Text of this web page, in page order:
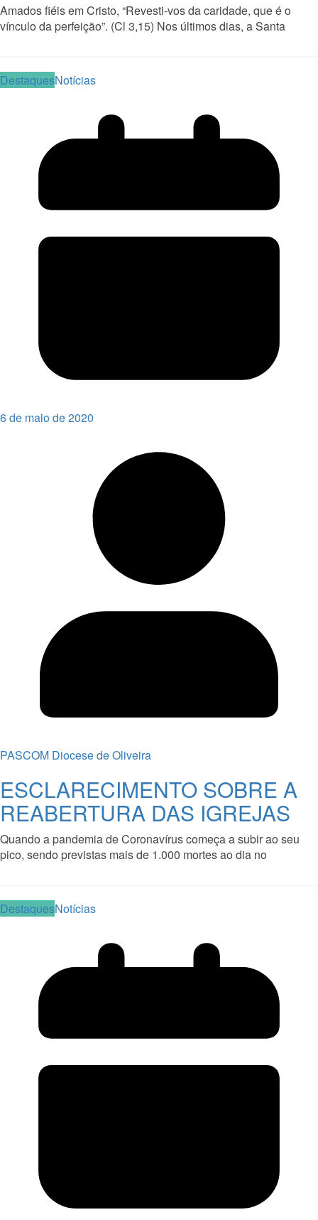
Amados fiéis em Cristo, “Revesti-vos da caridade, que é o
vínculo da perfeição”. (Cl 3,15) Nos últimos dias, a Santa
DestaquesNotícias
6 de maio de 2020
PASCOM Diocese de Oliveira
ESCLARECIMENTO SOBRE A
REABERTURA DAS IGREJAS
Quando a pandemia de Coronavírus começa a subir ao seu
pico, sendo previstas mais de 1.000 mortes ao dia no
DestaquesNotícias